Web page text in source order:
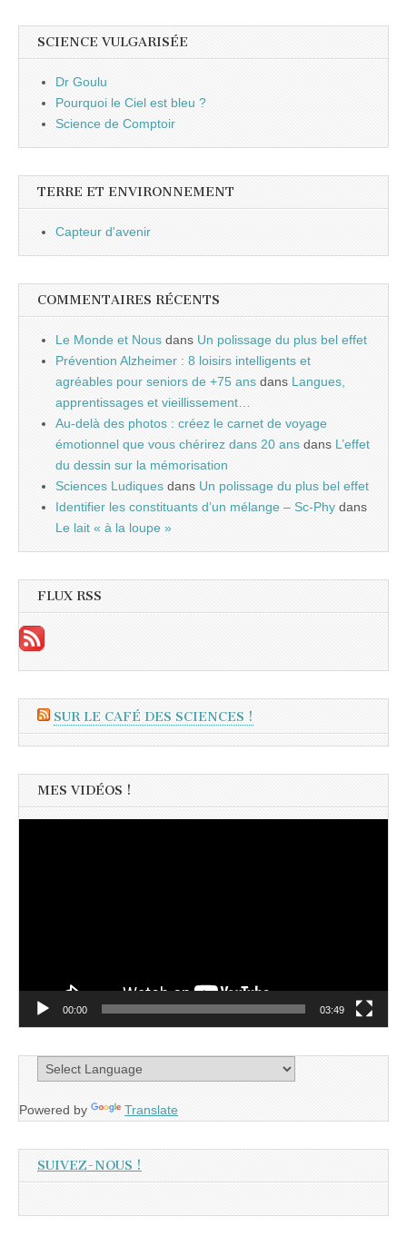
SCIENCE VULGARISÉE
Dr Goulu
Pourquoi le Ciel est bleu ?
Science de Comptoir
TERRE ET ENVIRONNEMENT
Capteur d'avenir
COMMENTAIRES RÉCENTS
Le Monde et Nous dans Un polissage du plus bel effet
Prévention Alzheimer : 8 loisirs intelligents et
agréables pour seniors de +75 ans dans Langues,
apprentissages et vieillissement…
Au-delà des photos : créez le carnet de voyage
émotionnel que vous chérirez dans 20 ans dans L’effet
du dessin sur la mémorisation
Sciences Ludiques dans Un polissage du plus bel effet
Identifier les constituants d’un mélange – Sc-Phy dans
Le lait « à la loupe »
FLUX RSS
SUR LE CAFÉ DES SCIENCES !
MES VIDÉOS !
00:00 03:49
Powered by Translate
SUIVEZ-NOUS !